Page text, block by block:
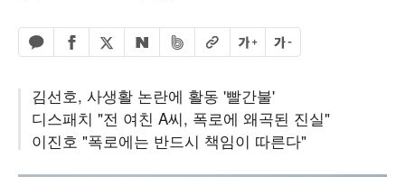
카카오톡 공유하기
페이스북 공유하기
엑스 공유하기
네이버 공유하기
밴드 공유하기
URL복사글자 크게글자 작게
김선호, 사생활 논란에 활동 '빨간불'
디스패치 "전 여친 A씨, 폭로에 왜곡된 진실"
이진호 "폭로에는 반드시 책임이 따른다"